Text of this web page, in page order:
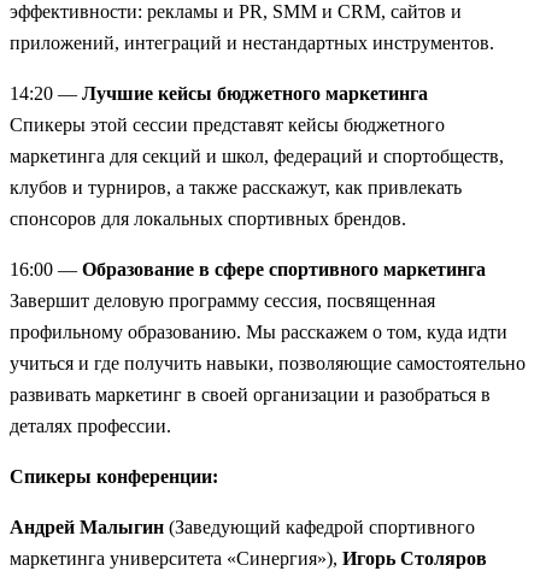
эффективности: рекламы и PR, SMM и CRM, сайтов и
приложений, интеграций и нестандартных инструментов.
14:20 — Лучшие кейсы бюджетного маркетинга
Спикеры этой сессии представят кейсы бюджетного
маркетинга для секций и школ, федераций и спортобществ,
клубов и турниров, а также расскажут, как привлекать
спонсоров для локальных спортивных брендов.
16:00 — Образование в сфере спортивного маркетинга
Завершит деловую программу сессия, посвященная
профильному образованию. Мы расскажем о том, куда идти
учиться и где получить навыки, позволяющие самостоятельно
развивать маркетинг в своей организации и разобраться в
деталях профессии.
Спикеры конференции:
Андрей Малыгин (Заведующий кафедрой спортивного
маркетинга университета «Синергия»), Игорь Столяров